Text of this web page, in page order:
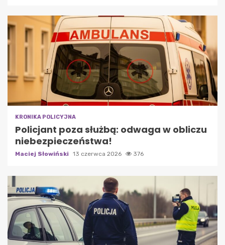
KRONIKA POLICYJNA
Policjant poza służbą: odwaga w obliczu
niebezpieczeństwa!
Maciej Słowiński 13 czerwca 2026 376